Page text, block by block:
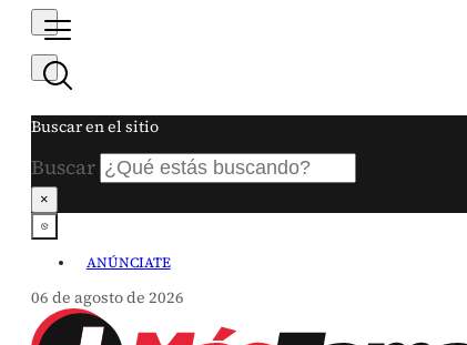
Buscar en el sitio
Buscar
×
ANÚNCIATE
06 de agosto de 2026